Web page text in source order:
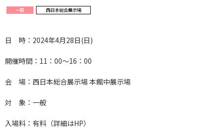
一般 西日本総合展示場
日 時：2024年4月28日(日)
開催時間：11：00～16：00
会 場：西日本総合展示場 本館中展示場
対 象：一般
入場料：有料（詳細はHP）